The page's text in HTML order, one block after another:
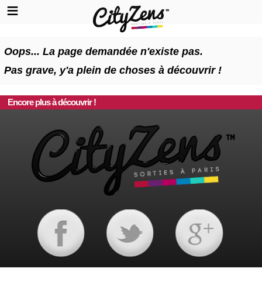
Oops... La page demandée n'existe pas.
Pas grave, y'a plein de choses à découvrir !
Encore plus à découvrir !